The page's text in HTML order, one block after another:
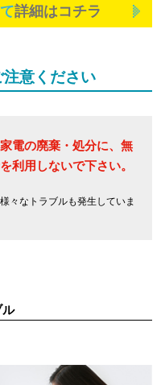
詳細はコチラ
意ください
電の廃棄・処分に、 無
利用しないで下さい。
々なトラブルも発生していま
ル